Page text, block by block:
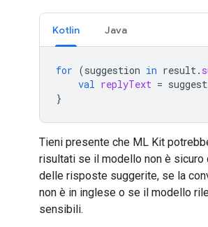
Kotlin Java
for (suggestion in result.
val replyText =
}
Tieni presente che ML Kit
risultati se il modello non è sicuro
delle risposte suggerite, se la
non è in inglese o se il modello
sensibili.